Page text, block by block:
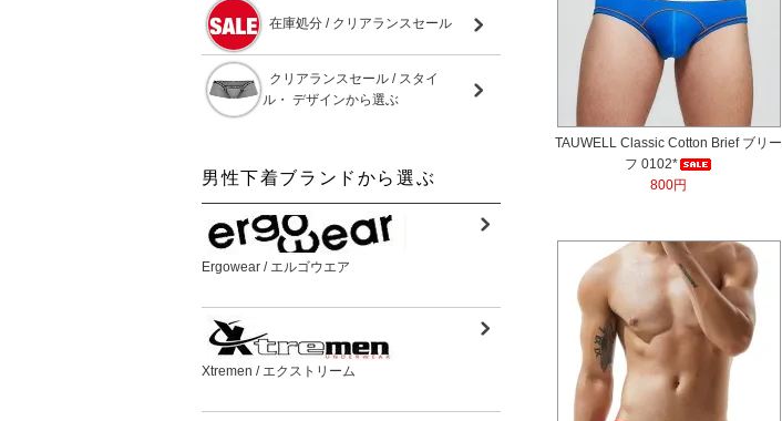
TAUWELL Classic Cotton Brief ブリー
フ 0102*
800円
在庫処分 / クリアランスセール
クリアランスセール / スタイ
ル・ デザインから選ぶ
男性下着ブランドから選ぶ
Ergowear / エルゴウエア
Xtremen / エクストリーム